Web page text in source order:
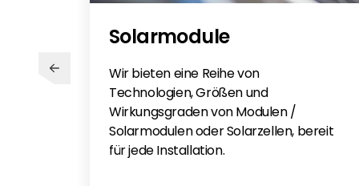
Solarmodule
Wir bieten eine Reihe von
Technologien, Größen und
Wirkungsgraden von Modulen /
Solarmodulen oder Solarzellen, bereit
für jede Installation.